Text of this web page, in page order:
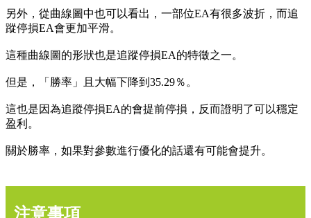
另外，從曲線圖中也可以看出，一部位EA有很多波折，而追
蹤停損EA會更加平滑。
這種曲線圖的形狀也是追蹤停損EA的特徵之一。
但是，「勝率」且大幅下降到35.29％。
這也是因為追蹤停損EA的會提前停損，反而證明了可以穩定
盈利。
關於勝率，如果對參數進行優化的話還有可能會提升。
注意事項